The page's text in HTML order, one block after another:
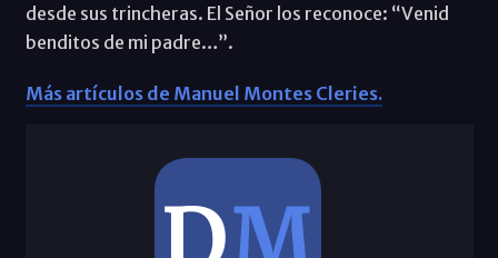
desde sus trincheras. El Señor los reconoce: “Venid
benditos de mi padre…”.
Más artículos de Manuel Montes Cleries.